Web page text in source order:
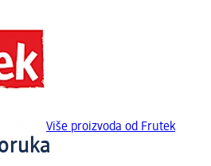
Više proizvoda od Frutek